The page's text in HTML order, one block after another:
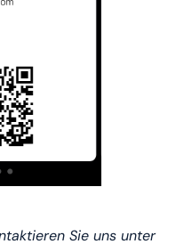
Sie uns unter